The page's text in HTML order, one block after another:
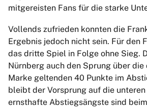
mitgereisten Fans für die starke
Vollends zufrieden konnten die
Ergebnis jedoch nicht sein. Für den
das dritte Spiel in Folge ohne Sieg.
Nürnberg auch den Sprung über
Marke geltenden 40 Punkte im
bleibt der Vorsprung auf die
ernsthafte Abstiegsängste sind